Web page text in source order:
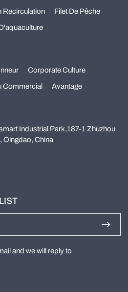
Recirculation Filet De Pêche
Corporate Culture
Commercial Avantage
Industrial Park,187-1 Zhuzhou
Oingdao, China
and we will reply to